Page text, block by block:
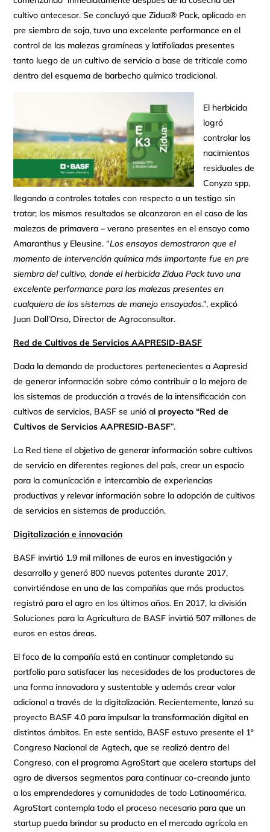
cultivo antecesor. Se concluyó que Zidua® Pack, aplicado en
pre siembra de soja, tuvo una excelente performance en el
control de las malezas gramíneas y latifoliadas presentes
tanto luego de un cultivo de servicio a base de triticale como
dentro del esquema de barbecho químico tradicional.
El herbicida
logró
controlar los
nacimientos
residuales de
Conyza spp,
llegando a controles totales con respecto a un testigo sin
tratar; los mismos resultados se alcanzaron en el caso de las
malezas de primavera – verano presentes en el ensayo como
Amaranthus y Eleusine. “Los ensayos demostraron que el
momento de intervención química más importante fue en pre
siembra del cultivo, donde el herbicida Zidua Pack tuvo una
excelente performance para las malezas presentes en
cualquiera de los sistemas de manejo ensayados.”, explicó
Juan Dall’Orso, Director de Agroconsultor.
Red de Cultivos de Servicios AAPRESID-BASF
Dada la demanda de productores pertenecientes a Aapresid
de generar información sobre cómo contribuir a la mejora de
los sistemas de producción a través de la intensificación con
cultivos de servicios, BASF se unió alproyecto “Red de
Cultivos de Servicios AAPRESID-BASF”.
La Red tiene el objetivo de generar información sobre cultivos
de servicio en diferentes regiones del país, crear un espacio
para la comunicación e intercambio de experiencias
productivas y relevar información sobre la adopción de cultivos
de servicios en sistemas de producción.
Digitalización e innovación
BASF invirtió 1.9 mil millones de euros en investigación y
desarrollo y generó 800 nuevas patentes durante 2017,
convirtiéndose en una de las compañías que más productos
registró para el agro en los últimos años. En 2017, la división
Soluciones para la Agricultura de BASF invirtió 507 millones de
euros en estas áreas.
El foco de la compañía está en continuar completando su
portfolio para satisfacer las necesidades de los productores de
una forma innovadora y sustentable y además crear valor
adicional a través de la digitalización. Recientemente, lanzó su
proyecto BASF 4.0 para impulsar la transformación digital en
distintos ámbitos. En este sentido, BASF estuvo presente el 1º
Congreso Nacional de Agtech, que se realizó dentro del
Congreso, con el programa AgroStart que acelera startups del
agro de diversos segmentos para continuar co-creando junto
a los emprendedores y comunidades de todo Latinoamérica.
AgroStart contempla todo el proceso necesario para que un
startup pueda brindar su producto en el mercado agrícola en